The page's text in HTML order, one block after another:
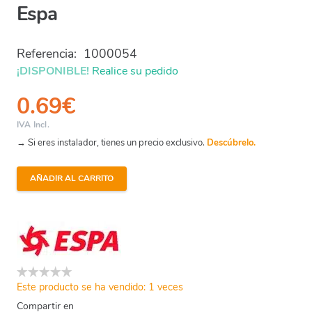
Espa
Referencia: 1000054
¡DISPONIBLE! Realice su pedido
0.69€
IVA Incl.
→ Si eres instalador, tienes un precio exclusivo. Descúbrelo.
Silen
Tornillo
Bomba
Espa
AÑADIR AL CARRITO
Este producto se ha vendido: 1 veces
Compartir en